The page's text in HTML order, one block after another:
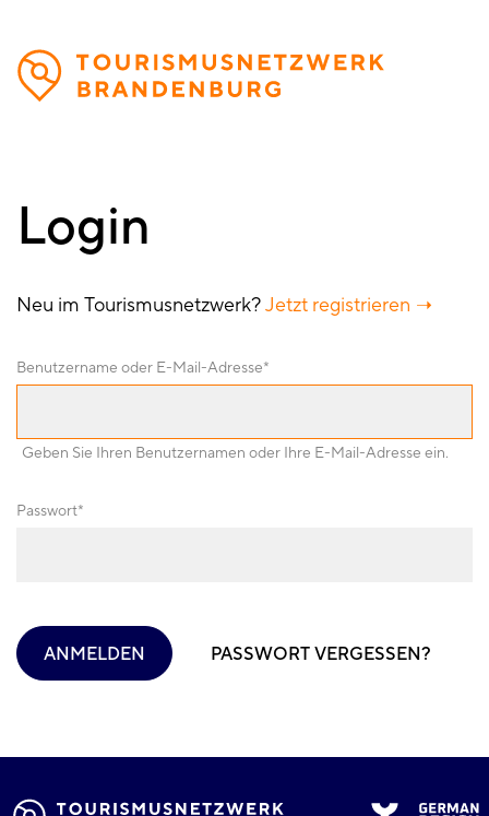
Direkt
zum
Inhalt
Login
Neu im Tourismusnetzwerk?Jetzt registrieren
Benutzername oder E-Mail-Adresse
Geben Sie Ihren Benutzernamen oder Ihre E-Mail-Adresse ein.
Passwort
ANMELDEN PASSWORT VERGESSEN?